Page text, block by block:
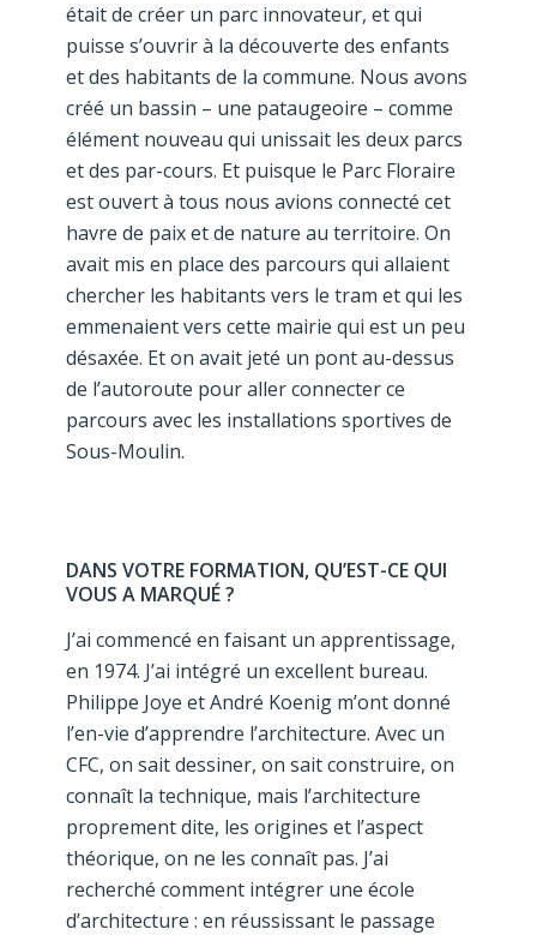
était de créer un parc innovateur, et qui
puisse s’ouvrir à la découverte des enfants
et des habitants de la commune. Nous avons
créé un bassin – une pataugeoire – comme
élément nouveau qui unissait les deux parcs
et des par-cours. Et puisque le Parc Floraire
est ouvert à tous nous avions connecté cet
havre de paix et de nature au territoire. On
avait mis en place des parcours qui allaient
chercher les habitants vers le tram et qui les
emmenaient vers cette mairie qui est un peu
désaxée. Et on avait jeté un pont au-dessus
de l’autoroute pour aller connecter ce
parcours avec les installations sportives de
Sous-Moulin.
DANS VOTRE FORMATION, QU’EST-CE QUI
VOUS A MARQUÉ ?
J’ai commencé en faisant un apprentissage,
en 1974. J’ai intégré un excellent bureau.
Philippe Joye et André Koenig m’ont donné
l’en-vie d’apprendre l’architecture. Avec un
CFC, on sait dessiner, on sait construire, on
connaît la technique, mais l’architecture
proprement dite, les origines et l’aspect
théorique, on ne les connaît pas. J’ai
recherché comment intégrer une école
d’architecture : en réussissant le passage